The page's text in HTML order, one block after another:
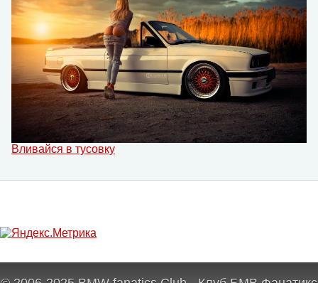
Вливайся в тусовку